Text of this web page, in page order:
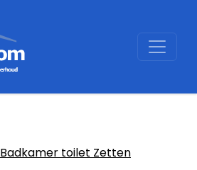
Badkamer toilet Zetten